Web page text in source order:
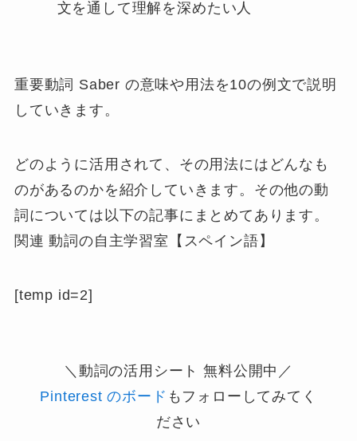
文を通して理解を深めたい人
重要動詞 Saber の意味や用法を10の例文で説明
していきます。
どのように活用されて、その用法にはどんなも
のがあるのかを紹介していきます。その他の動
詞については以下の記事にまとめてあります。
関連 動詞の自主学習室【スペイン語】
[temp id=2]
＼動詞の活用シート無料公開中／
Pinterest のボード もフォローしてみてく
ださい